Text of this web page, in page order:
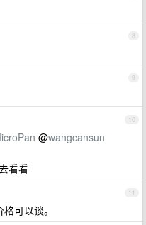
8
9
10
@wangcansun
看看
11
可以谈。